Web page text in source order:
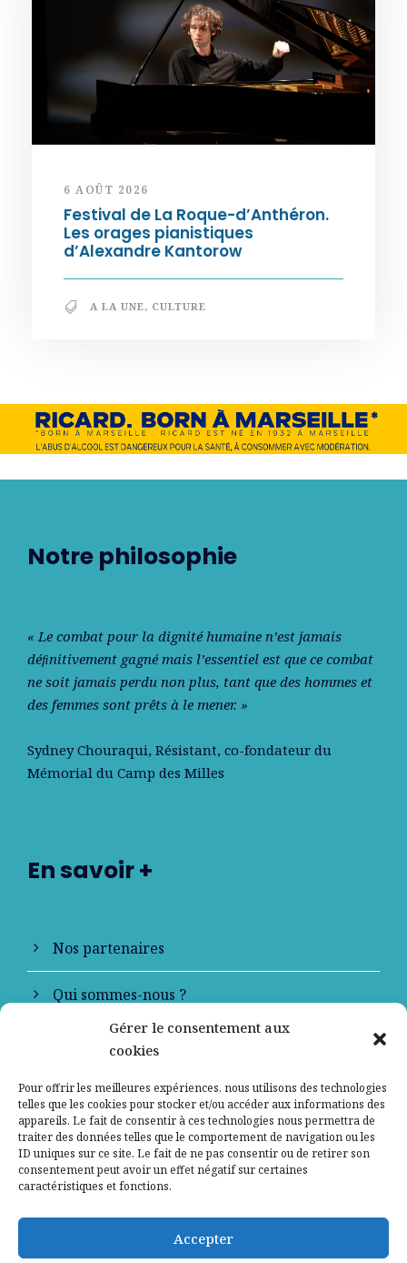
Gérer le consentement aux
cookies
Pour offrir les meilleures expériences, nous utilisons des technologies
telles que les cookies pour stocker et/ou accéder aux informations des
appareils. Le fait de consentir à ces technologies nous permettra de
traiter des données telles que le comportement de navigation ou les
ID uniques sur ce site. Le fait de ne pas consentir ou de retirer son
consentement peut avoir un effet négatif sur certaines
caractéristiques et fonctions.
Accepter
6 AOÛT 2026
Festival de La Roque-d’Anthéron.
Les orages pianistiques
d’Alexandre Kantorow
A LA UNE, CULTURE
Notre philosophie
« Le combat pour la dignité humaine n’est jamais
déﬁnitivement gagné mais l’essentiel est que ce combat
ne soit jamais perdu non plus, tant que des hommes et
des femmes sont prêts à le mener. »
Sydney Chouraqui, Résistant, co-fondateur du
Mémorial du Camp des Milles
En savoir +
Nos partenaires
Qui sommes-nous ?
Contactez-nous
Mentions légales
Politique de confidentialité